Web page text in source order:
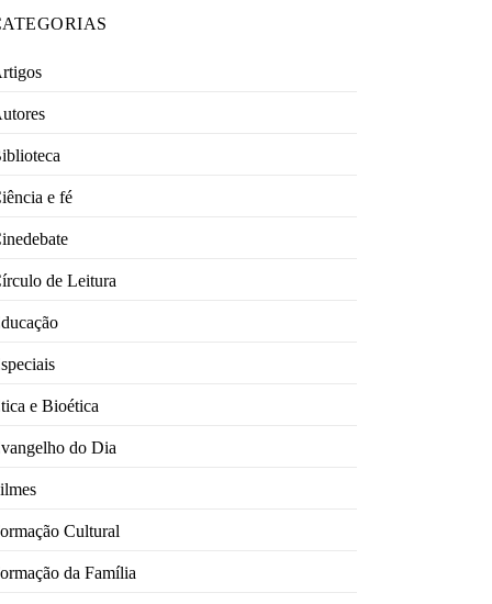
e fé
de Leitura
e Bioética
do Dia
Cultural
da Família